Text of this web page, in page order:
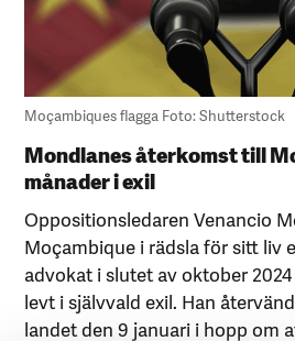
Moçambiques flagga Foto: Shutterstock
Mondlanes återkomst till
månader i exil
Oppositionsledaren Venancio
Moçambique i rädsla för sitt liv
advokat i slutet av oktober
levt i självvald exil. Han
landet den 9 januari i hopp om